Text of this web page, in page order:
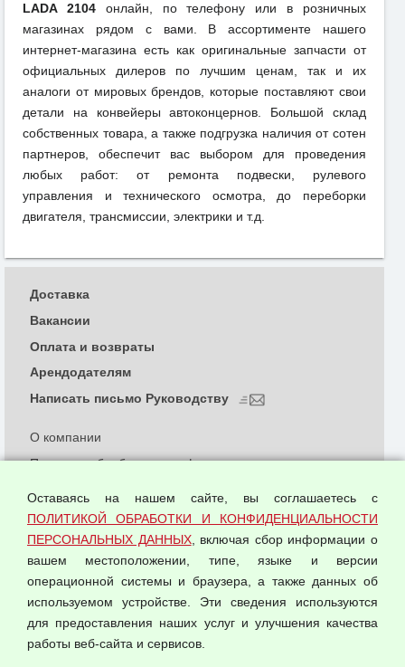
LADA 2104онлайн, по телефону или в розничных
магазинах рядом с вами. В ассортименте нашего
интернет-магазина есть как оригинальные запчасти от
официальных дилеров по лучшим ценам, так и их
аналоги от мировых брендов, которые поставляют свои
детали на конвейеры автоконцернов. Большой склад
собственных товара, а также подгрузка наличия от сотен
партнеров, обеспечит вас выбором для проведения
любых работ: от ремонта подвески, рулевого
управления и технического осмотра, до переборки
двигателя, трансмиссии, электрики и т.д.
© 2026 ООО "Феникс"
О компании
Политика обработки и конфиденциальности
Согласием на обработку персональных данных
Оферта оптовой купли-продажи
Публичная оферта
Доставка
Вакансии
Оплата и возвраты
Арендодателям
Написать письмо Руководству
Оставаясь на нашем сайте, вы соглашаетесь с
ПОЛИТИКОЙ ОБРАБОТКИ И КОНФИДЕНЦИАЛЬНОСТИ
ПЕРСОНАЛЬНЫХ ДАННЫХ, включая сбор информации о
вашем местоположении, типе, языке и версии
операционной системы и браузера, а также данных об
используемом устройстве. Эти сведения используются
для предоставления наших услуг и улучшения качества
работы веб-сайта и сервисов.